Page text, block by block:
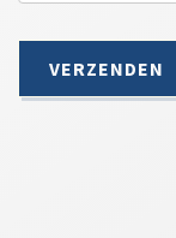
VERZENDEN